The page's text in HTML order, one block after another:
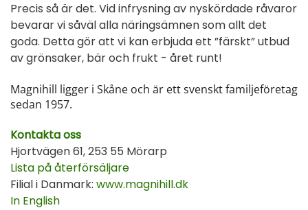
Precis så är det. Vid infrysning av nyskördade råvaror
bevarar vi såväl alla näringsämnen som allt det
goda. Detta gör att vi kan erbjuda ett ”färskt” utbud
av grönsaker, bär och frukt - året runt!
Magnihill ligger i Skåne och är ett svenskt familjeföretag
sedan 1957.
Kontakta oss
Hjortvägen 61, 253 55 Mörarp
Lista på återförsäljare
Filial i Danmark: www.magnihill.dk
In English